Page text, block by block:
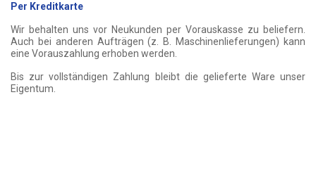
Per Kreditkarte
Wir behalten uns vor Neukunden per Vorauskasse zu beliefern.
Auch bei anderen Aufträgen (z. B. Maschinenlieferungen) kann
eine Vorauszahlung erhoben werden.
Bis zur vollständigen Zahlung bleibt die gelieferte Ware unser
Eigentum.